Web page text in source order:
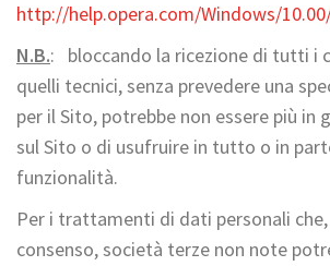
http://help.opera.com/Windows/
N.B.: bloccando la ricezione di tutti i
quelli tecnici, senza prevedere una
per il Sito, potrebbe non essere più in
sul Sito o di usufruire in tutto o in
funzionalità.
Per i trattamenti di dati personali
consenso, società terze non note